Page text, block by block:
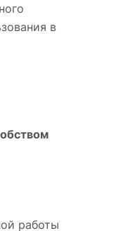
в
работы